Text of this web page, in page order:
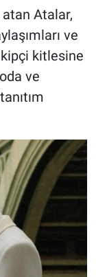
Atalar,
ve
kitlesine
ve